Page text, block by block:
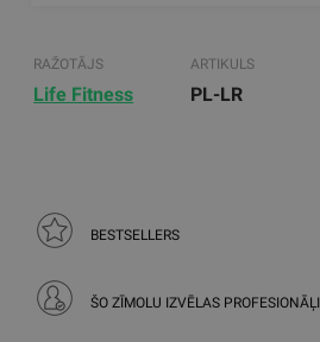
RAŽOTĀJS
Life Fitness
ARTIKULS
PL-LR
BESTSELLERS
ŠO ZĪMOLU IZVĒLAS PROFESIONĀĻI